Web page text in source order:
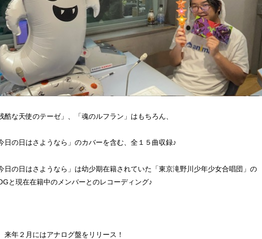
な天使のテーゼ」、「魂のルフラン」はもちろん、
の日はさようなら」のカバーを含む、全１５曲収録♪
の日はさようなら」は幼少期在籍されていた「東京滝野川少年少女合唱団」の
在在籍中のメンバーとのレコーディング♪
来年２月にはアナログ盤をリリース！